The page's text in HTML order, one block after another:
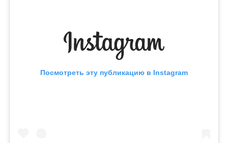
Посмотреть эту публикацию в Instagram